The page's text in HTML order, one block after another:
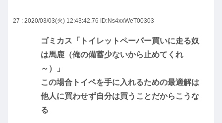
27 : 2020/03/03(火) 12:43:42.76 ID:Ns4xxWeT00303
ゴミカス「トイレットペーパー買いに走る奴
は馬鹿（俺の備蓄少ないから止めてくれ
～）」
この場合トイペを手に入れるための最適解は
他人に買わせず自分は買うことだからこうな
る